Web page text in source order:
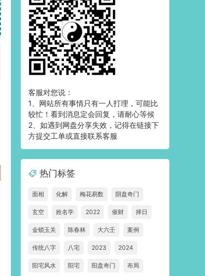
客服对您说：
1、网站所有事情只有一人打理，可能比
较忙！看到消息定会回复，请耐心等候
2、如遇到网盘分享失效，记得在链接下
方提交工单或直接联系客服
热门标签
面相 化解 梅花易数 阴盘奇门
玄空 姓名学 2022 催财 择日
金锁玉关 陈春林 大六壬 案例
传统八字 八宅 2023 2024
阳宅风水 阳宅 阳盘奇门 布局